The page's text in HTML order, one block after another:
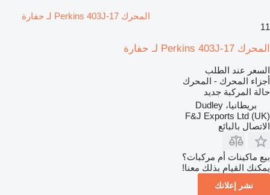
المحرك Perkins 403J-17 لـ حفارة
11
المحرك Perkins 403J-17 لـ حفارة
السعر عند الطلب
أجزاء المحرك - المحرك
حالة المركبة جديد
بريطانيا، Dudley
F&J Exports Ltd (UK)
الاتصال بالبائع
بيع ماكينات أم مركبات؟
يمكنك القيام بذلك معنا!
نشر إعلانك